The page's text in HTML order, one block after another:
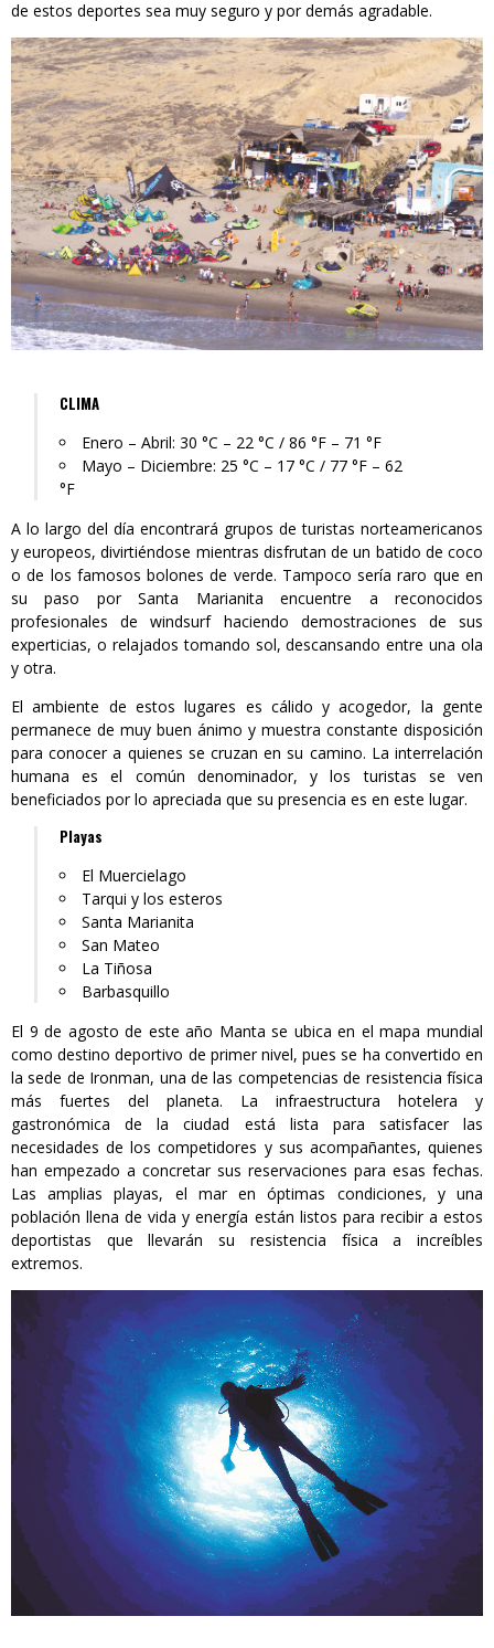
de estos deportes sea muy seguro y por demás agradable.
CLIMA
Enero – Abril: 30 °C – 22 °C / 86 °F – 71 °F
Mayo – Diciembre: 25 °C – 17 °C / 77 °F – 62
°F
A lo largo del día encontrará grupos de turistas norteamericanos
y europeos, divirtiéndose mientras disfrutan de un batido de coco
o de los famosos bolones de verde. Tampoco sería raro que en
su paso por Santa Marianita encuentre a reconocidos
profesionales de windsurf haciendo demostraciones de sus
experticias, o relajados tomando sol, descansando entre una ola
y otra.
El ambiente de estos lugares es cálido y acogedor, la gente
permanece de muy buen ánimo y muestra constante disposición
para conocer a quienes se cruzan en su camino. La interrelación
humana es el común denominador, y los turistas se ven
beneficiados por lo apreciada que su presencia es en este lugar.
Playas
El Muercielago
Tarqui y los esteros
Santa Marianita
San Mateo
La Tiñosa
Barbasquillo
El 9 de agosto de este año Manta se ubica en el mapa mundial
como destino deportivo de primer nivel, pues se ha convertido en
la sede de Ironman, una de las competencias de resistencia física
más fuertes del planeta. La infraestructura hotelera y
gastronómica de la ciudad está lista para satisfacer las
necesidades de los competidores y sus acompañantes, quienes
han empezado a concretar sus reservaciones para esas fechas.
Las amplias playas, el mar en óptimas condiciones, y una
población llena de vida y energía están listos para recibir a estos
deportistas que llevarán su resistencia física a increíbles
extremos.